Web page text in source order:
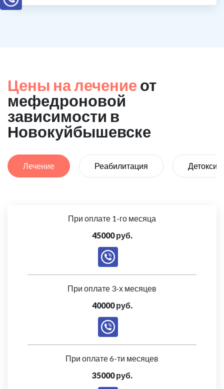
Цены на лечение от
мефедроновой
зависимости в
Новокуйбышевске
Лечение Реабилитация
При оплате 1-го месяца
45000 руб.
При оплате 3-х месяцев
40000 руб.
При оплате 6-ти месяцев
35000 руб.